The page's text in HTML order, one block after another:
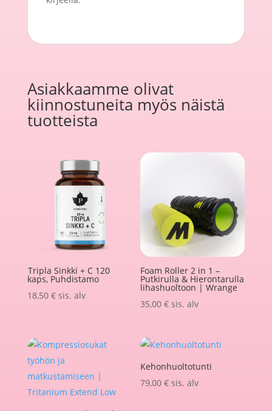
Asiakkaamme olivat
kiinnostuneita myös näistä
tuotteista
Tripla Sinkki + C 120
kaps, Puhdistamo
18,50 € sis. alv
Foam Roller 2 in 1 –
Putkirulla & Hierontarulla
lihashuoltoon | Wrange
35,00€ sis. alv
Kehonhuoltotunti
79,00€ sis. alv